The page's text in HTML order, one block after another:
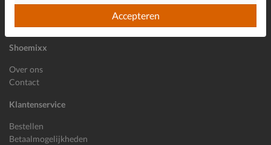
Shoemixx
Over ons
Contact
Klantenservice
Bestellen
Betaalmogelijkheden
Accepteren